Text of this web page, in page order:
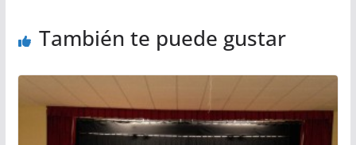
También te puede gustar